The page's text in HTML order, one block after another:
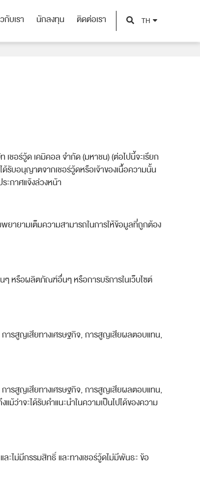
กับเรา
นักลงทุน
ติดต่อเรา
TH
ชอร์วู้ด เคมิคอล จำกัด (มหาชน) (ต่อไปนี้จะเรียก
ด้รับอนุญาตจากเชอร์วู้ดหรือเจ้าของเนื้อความนั้น
ะกาศแจ้งล่วงหน้า
พยายามเต็มความสามารถในการให้ข้อมูลที่ถูกต้อง
นๆ หรือผลิตภัณฑ์อื่นๆ หรือการบริการในเว็บไซต์
การสูญเสียทางเศรษฐกิจ, การสูญเสียผลตอบแทน,
การสูญเสียทางเศรษฐกิจ, การสูญเสียผลตอบแทน,
ม้ว่าจะได้รับคำแนะนำในความเป็นไปได้ของความ
ะไม่มีกรรมสิทธิ์ และทางเชอร์วู้ดไม่มีพันธะ ข้อ